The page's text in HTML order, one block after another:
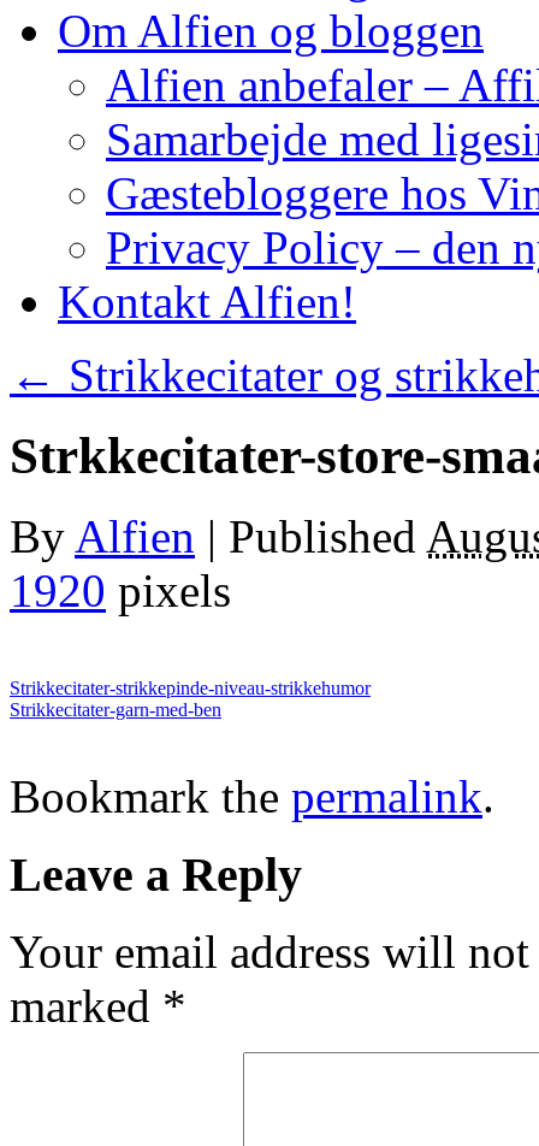
Om Alfien og bloggen
Alfien anbefaler –
Samarbejde med
Gæstebloggere hos
Privacy Policy – den
Kontakt Alfien!
← Strikkecitater og
Strkkecitater-store-
By Alfien | Published
1920 pixels
Strikkecitater-strikkepinde-niveau-strikkehumor
Strikkecitater-garn-med-ben
Bookmark the permalink.
Leave a Reply
Your email address will
marked *